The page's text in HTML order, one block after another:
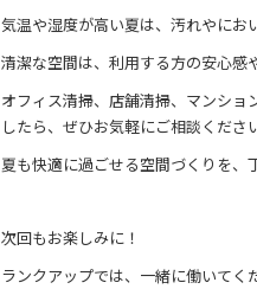
気温や湿度が高い夏は、汚れやにお
清潔な空間は、利用する方の安心感
オフィス清掃、店舗清掃、マンシ
したら、ぜひお気軽にご相談ください
夏も快適に過ごせる空間づくりを、
次回もお楽しみに！
ランクアップでは、一緒に働いてく